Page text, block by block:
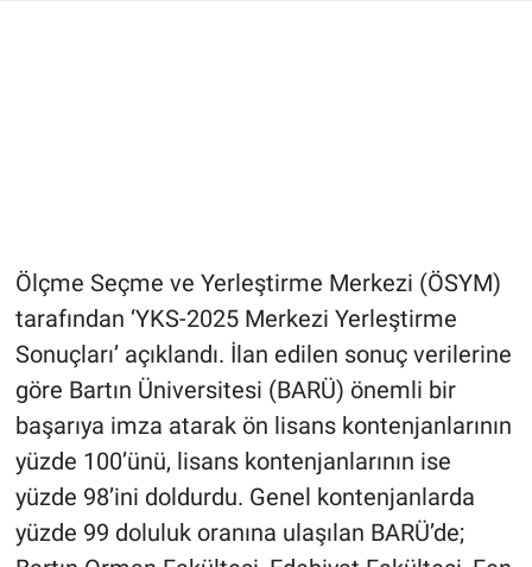
Ölçme Seçme ve Yerleştirme Merkezi (ÖSYM)
tarafından ‘YKS-2025 Merkezi Yerleştirme
Sonuçları’ açıklandı. İlan edilen sonuç verilerine
göre Bartın Üniversitesi (BARÜ) önemli bir
başarıya imza atarak ön lisans kontenjanlarının
yüzde 100’ünü, lisans kontenjanlarının ise
yüzde 98’ini doldurdu. Genel kontenjanlarda
yüzde 99 doluluk oranına ulaşılan BARÜ’de;